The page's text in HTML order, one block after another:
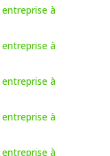
à
à
à
à
à